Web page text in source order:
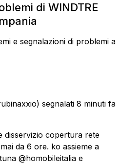
di WINDTRE
e segnalazioni di problemi a
segnalati 8 minuti fa
disservizio copertura rete
da 6 ore. ko assieme a
@homobileitalia e